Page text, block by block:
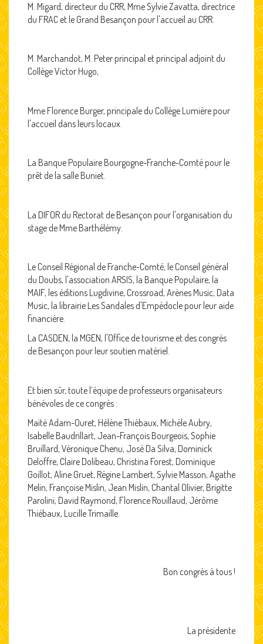
M. Migard, directeur du CRR, Mme Sylvie Zavatta, directrice
du FRAC et le Grand Besançon pour l'accueil au CRR.
M. Marchandot, M. Peter principal et principal adjoint du
Collège Victor Hugo,
Mme Florence Burger, principale du Collège Lumière pour
l'accueil dans leurs locaux.
La Banque Populaire Bourgogne-Franche-Comté pour le
prêt de la salle Buniet.
La DIFOR du Rectorat de Besançon pour l'organisation du
stage de Mme Barthélémy.
Le Conseil Régional de Franche-Comté, le Conseil général
du Doubs, l'association ARSIS, la Banque Populaire, la
MAIF, les éditions Lugdivine, Crossroad, Arènes Music, Data
Music, la librairie Les Sandales d'Empédocle pour leur aide
financière.
La CASDEN, la MGEN, l'Office de tourisme et des congrès
de Besançon pour leur soutien matériel.
Et bien sûr, toute l’équipe de professeurs organisateurs
bénévoles de ce congrès :
Maïté Adam-Ouret, Hélène Thiébaux, Michèle Aubry,
Isabelle Baudrillart, Jean-François Bourgeois, Sophie
Bruillard, Véronique Chenu, José Da Silva, Dominick
Deloffre, Claire Dolibeau, Christina Forest, Dominique
Goillot, Aline Gruet, Régine Lambert, Sylvie Masson, Agathe
Melin, Françoise Mislin, Jean Mislin, Chantal Olivier, Brigitte
Parolini, David Raymond, Florence Rouillaud, Jérôme
Thiébaux, Lucille Trimaille.
Bon congrès à tous !
La présidente